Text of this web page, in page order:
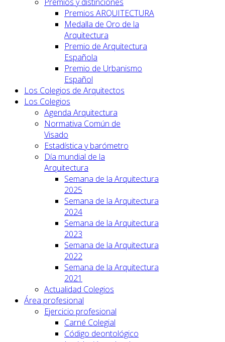
Premios ARQUITECTURA
Medalla de Oro de la
Arquitectura
Premio de Arquitectura
Española
Premio de Urbanismo
Español
Los Colegios de Arquitectos
Los Colegios
Agenda Arquitectura
Normativa Común de
Visado
Estadística y barómetro
Día mundial de la
Arquitectura
Semana de la Arquitectura
2025
Semana de la Arquitectura
2024
Semana de la Arquitectura
2023
Semana de la Arquitectura
2022
Semana de la Arquitectura
2021
Actualidad Colegios
Área profesional
Ejercicio profesional
Carné Colegial
Código deontológico